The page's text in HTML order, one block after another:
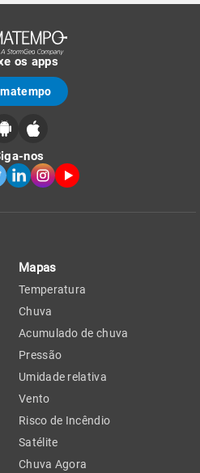
os apps
nos
Mapas
Temperatura
Chuva
Acumulado de chuva
Pressão
Umidade relativa
Vento
Risco de Incêndio
Satélite
Chuva Agora